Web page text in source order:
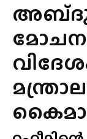
അബ്‌ദുൽ